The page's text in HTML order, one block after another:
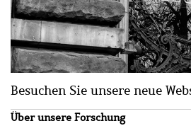
Besuchen Sie unsere neue
Über unsere Forschung